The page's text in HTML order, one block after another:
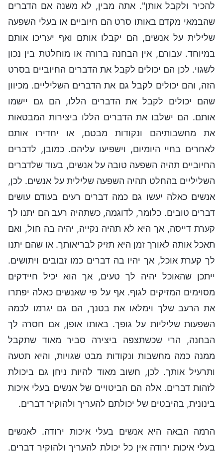
להכיר ולקבל אותן". אתה מבין, לא משנה אם הדברים
שהבמאי מקדם באותו סרט הם חיוביים או בעלי השפעה
שלילית על אנשים, הם יקבלו אותם ואף יעריכו אותם
במיוחד. עבורם, אין הבחנה ברורה או מוחלטת בין נכון
לשגוי. לכן הם יכולים לקבל את הדברים החיוביים בסרט
הזה, והם יכולים לקבל גם את הדברים השליליים. מכיוון
שהם יכולים לקבל את הדברים הללו, הם גם יישמו
אותם. הם ישלבו את הדברים הללו ביצירות המבטאות
את מחשבותיהם ונקודות מבטם, או יחדירו אותם
לאחרים בחיי היומיום, וישפיעו עליהם. כמובן, לדברים
החיוביים תהיה השפעה טובה על אנשים, בעוד שלדברים
השליליים בהחלט תהיה השפעה שלילית על אנשים. לכן,
אנשים כאלה יעשו גם כמה דברים רעים בעודם עושים
דברים טובים. כלומר, לדוגמה, כשתהיה רעב הם יתנו לך
קערת דייסה, אך היא לא תהיה נקייה, יהיה בה חול, ואם
תאכל אותה לאורך זמן היא תזיק לבריאותך. או שהם יתנו
לך קערת אוכל, אך יהיו בה דברים כמו זבובים ויתושים.
ייתכן שהאוכל יהיה לך טעים, אך הוא יכיל חיידקים
מסוימים המזיקים לגוף. אף על פי שאנשים כאלה יפתרו
את הרעב שלך וימלאו את בטנך, הם גם יגרמו לכמה
השפעות שליליות על גופך. באותו אופן, אם חסרה לך
הבחנה, הרי שכשתצפה ביצירה סביר מאוד שתקבל
ממנה כמה מחשבות ונקודות מבט שגויות, והיא תטעה
ותרעיל אותך. לכן, חשוב מאוד להיות ניחן גם ביכולת
לזהות דברים. אלה הם הביטויים של אנשים בעלי איכות
בינונית, בהיבטים של יכולתם להעריך ולהוקיר דברים.
הרמה הבאה היא אנשים בעלי איכות ירודה. לאנשים
בעלי איכות ירודה אין כל יכולת להעריך ולהוקיר דברים.